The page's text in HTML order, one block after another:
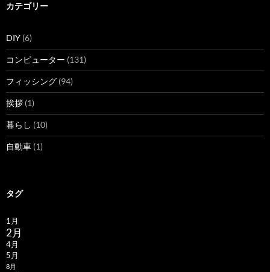
カテゴリー
DIY (6)
コンピューター (131)
フィッシング (94)
挨拶 (1)
暮らし (10)
自動車 (1)
タグ
1月
2月
4月
5月
8月